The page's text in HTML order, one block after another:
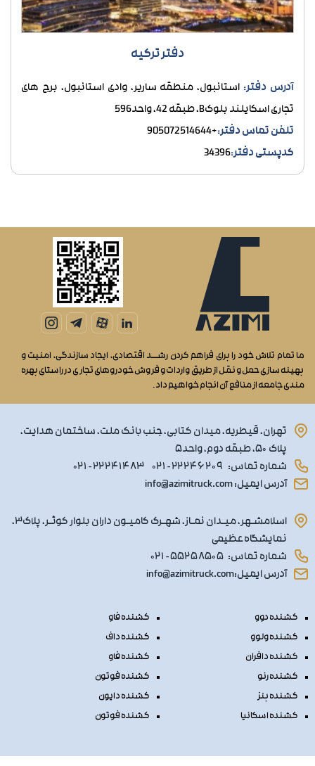
دفتر ترکیه
آدرس دفتر: استانبول، منطقه ساریر، وادی استانبول، برج های
تجاری اسکایلند بلوکB، طبقه 42، واحد596
تلفن تماس دفتر:+905072514644
کدپستی دفتر:34396
ما تمام تلاش خود را برای فراهم کردن رشــد اقتصادی، ایجاد سازندگی، امنیت و
بهینه سازی حمل و نقل از طریق واردات و فروش خودروهای تجاری در راستای بهره
مندی جامعه از منافع آن انجام خواهیم داد.
تهران، قیطریه، میدان کتابی، جنب بانک ملت، ساختمان هدایت،
پلاک ۵۰، طبقه دوم، واحد۵
شماره تماس: ۰۲۱ - ۲۲۲۴۶۲۰۹ ۰۲۱ - ۲۲۲۴۱۴۸۳
آدرس ایمیل: info@azimitruck.com
اسلامشـهر، میـدان نمـاز، شهـرک کامیـون داران بلوار کوثـر، پلاک۳،
نمایشگاه عظیمی
شماره تماس: ۰۲۱ - ۵۵۲۵۸۵۰۵
آدرس ایمیل:info@azimitruck.com
کشنده دوو
کشنده فاو
کشنده ولوو
کشنده داف
کشنده دافران
کشنده فاو
کشنده رنو
کشنده فوتون
کشنده بنز
کشنده دایون
کشنده اسکانیا
کشنده فوتون